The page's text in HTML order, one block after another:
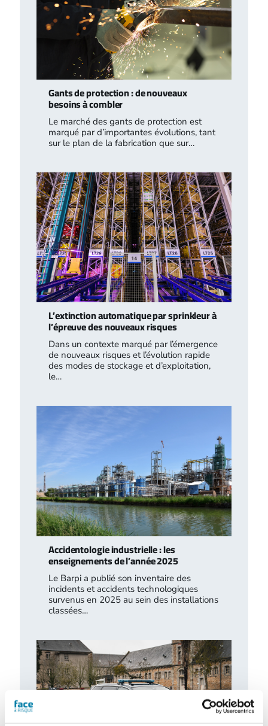
Gants de protection : de nouveaux
besoins à combler
Le marché des gants de protection est
marqué par d’importantes évolutions, tant
sur le plan de la fabrication que sur…
L’extinction automatique par sprinkleur à
l’épreuve des nouveaux risques
Dans un contexte marqué par l’émergence
de nouveaux risques et l’évolution rapide
des modes de stockage et d’exploitation,
le…
Accidentologie industrielle : les
enseignements de l’année 2025
Le Barpi a publié son inventaire des
incidents et accidents technologiques
survenus en 2025 au sein des installations
classées…